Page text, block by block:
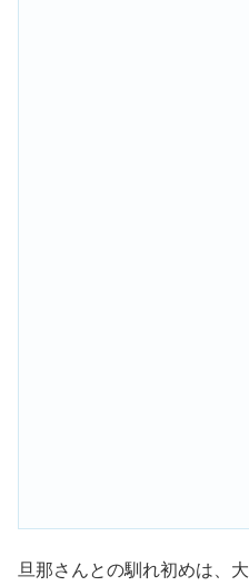
旦那さんとの馴れ初めは、